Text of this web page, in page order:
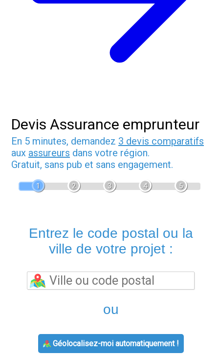
Devis Assurance emprunteur
En 5 minutes, demandez 3 devis comparatifs
aux assureurs dans votre région.
Gratuit, sans pub et sans engagement.
1 2 3 4 5
Entrez le code postal ou la
ville de votre projet :
ou
Géolocalisez-moi automatiquement !